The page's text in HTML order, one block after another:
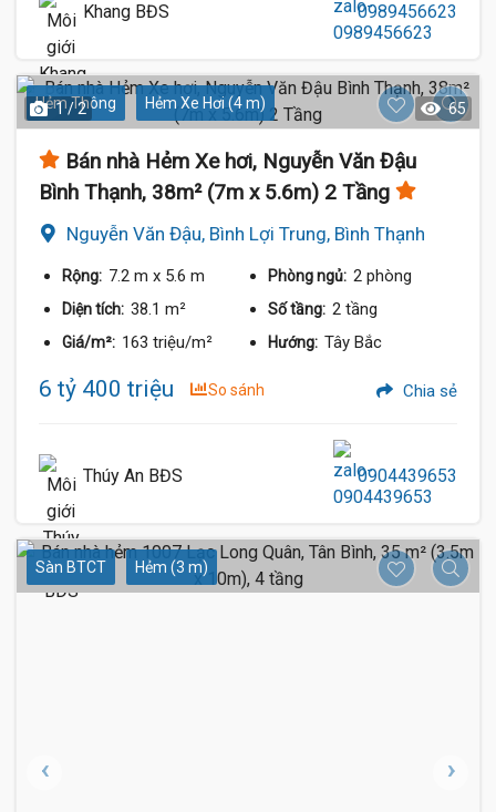
Khang BĐS 0989456623
Hẻm Thông Hẻm Xe Hơi (4 m)
1 / 2 65
Bán nhà Hẻm Xe hơi, Nguyễn Văn Đậu
Bình Thạnh, 38m² (7m x 5.6m) 2 Tầng
Nguyễn Văn Đậu, Bình Lợi Trung, Bình Thạnh
Rộng: 7.2 m x 5.6 m Phòng ngủ: 2 phòng
Diện tích: 38.1 m² Số tầng: 2 tầng
Giá/m²: 163 triệu/m² Hướng: Tây Bắc
6 tỷ 400 triệu So sánh Chia sẻ
Thúy An BĐS 0904439653
Sàn BTCT Hẻm (3 m)